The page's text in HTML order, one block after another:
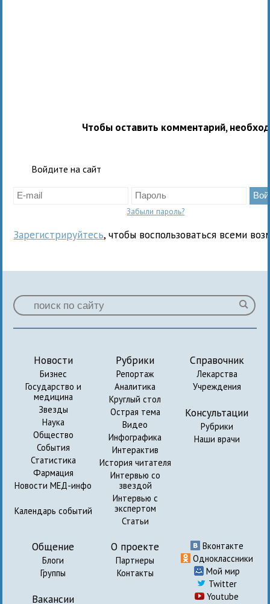
Чтобы оставить комментарий,
Войдите на сайт
Забыли пароль?
Зарегистрируйтесь, чтобы воспользоваться всеми
Новости
Бизнес
Государство и
медицина
Звезды
Наука
Общество
События
Статистика
Фармация
Новости МЕД-инфо
Календарь событий
Рубрики
Репортаж
Аналитика
Круглый стол
Острая тема
Видео
Инфографика
Интерактив
История читателя
Интервью со
звездой
Интервью с
экспертом
Статьи
Справочник
Лекарства
Учреждения
Консультации
Рубрики
Наши врачи
Общение
Блоги
Группы
Вакансии
О проекте
Партнеры
Контакты
Вконтакте
Одноклассники
Мой мир
Twitter
Youtube